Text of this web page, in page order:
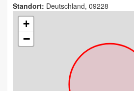
Standort: Deutschland, 09228
+
−